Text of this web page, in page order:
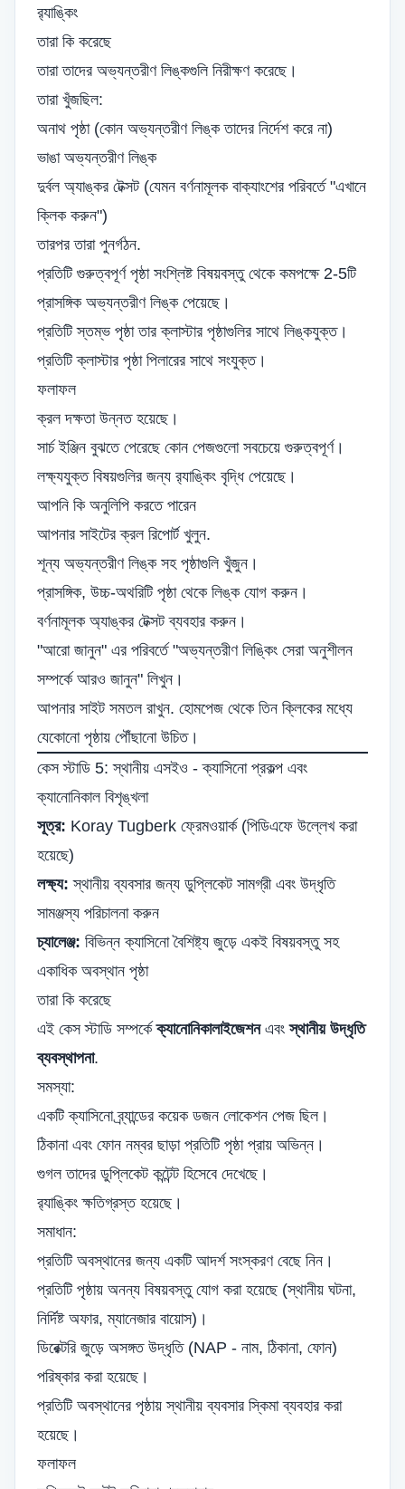
র‌্যাঙ্কিং
তারা কি করেছে
তারা তাদের অভ্যন্তরীণ লিঙ্কগুলি নিরীক্ষণ করেছে।
তারা খুঁজছিল:
অনাথ পৃষ্ঠা (কোন অভ্যন্তরীণ লিঙ্ক তাদের নির্দেশ করে না)
ভাঙা অভ্যন্তরীণ লিঙ্ক
দুর্বল অ্যাঙ্কর টেক্সট (যেমন বর্ণনামূলক বাক্যাংশের পরিবর্তে "এখানে
ক্লিক করুন")
তারপর তারা পুনর্গঠন.
প্রতিটি গুরুত্বপূর্ণ পৃষ্ঠা সংশ্লিষ্ট বিষয়বস্তু থেকে কমপক্ষে 2-5টি
প্রাসঙ্গিক অভ্যন্তরীণ লিঙ্ক পেয়েছে।
প্রতিটি স্তম্ভ পৃষ্ঠা তার ক্লাস্টার পৃষ্ঠাগুলির সাথে লিঙ্কযুক্ত।
প্রতিটি ক্লাস্টার পৃষ্ঠা পিলারের সাথে সংযুক্ত।
ফলাফল
ক্রল দক্ষতা উন্নত হয়েছে।
সার্চ ইঞ্জিন বুঝতে পেরেছে কোন পেজগুলো সবচেয়ে গুরুত্বপূর্ণ।
লক্ষ্যযুক্ত বিষয়গুলির জন্য র‌্যাঙ্কিং বৃদ্ধি পেয়েছে।
আপনি কি অনুলিপি করতে পারেন
আপনার সাইটের ক্রল রিপোর্ট খুলুন.
শূন্য অভ্যন্তরীণ লিঙ্ক সহ পৃষ্ঠাগুলি খুঁজুন।
প্রাসঙ্গিক, উচ্চ-অথরিটি পৃষ্ঠা থেকে লিঙ্ক যোগ করুন।
বর্ণনামূলক অ্যাঙ্কর টেক্সট ব্যবহার করুন।
"আরো জানুন" এর পরিবর্তে "অভ্যন্তরীণ লিঙ্কিং সেরা অনুশীলন
সম্পর্কে আরও জানুন" লিখুন।
আপনার সাইট সমতল রাখুন. হোমপেজ থেকে তিন ক্লিকের মধ্যে
যেকোনো পৃষ্ঠায় পৌঁছানো উচিত।
কেস স্টাডি 5: স্থানীয় এসইও - ক্যাসিনো প্রকল্প এবং
ক্যানোনিকাল বিশৃঙ্খলা
সূত্র: Koray Tugberk ফ্রেমওয়ার্ক (পিডিএফে উল্লেখ করা
হয়েছে)
লক্ষ্য: স্থানীয় ব্যবসার জন্য ডুপ্লিকেট সামগ্রী এবং উদ্ধৃতি
সামঞ্জস্য পরিচালনা করুন
চ্যালেঞ্জ: বিভিন্ন ক্যাসিনো বৈশিষ্ট্য জুড়ে একই বিষয়বস্তু সহ
একাধিক অবস্থান পৃষ্ঠা
তারা কি করেছে
এই কেস স্টাডি সম্পর্কেক্যানোনিকালাইজেশনএবংস্থানীয় উদ্ধৃতি
ব্যবস্থাপনা.
সমস্যা:
একটি ক্যাসিনো ব্র্যান্ডের কয়েক ডজন লোকেশন পেজ ছিল।
ঠিকানা এবং ফোন নম্বর ছাড়া প্রতিটি পৃষ্ঠা প্রায় অভিন্ন।
গুগল তাদের ডুপ্লিকেট কন্টেন্ট হিসেবে দেখেছে।
র‌্যাঙ্কিং ক্ষতিগ্রস্ত হয়েছে।
সমাধান:
প্রতিটি অবস্থানের জন্য একটি আদর্শ সংস্করণ বেছে নিন।
প্রতিটি পৃষ্ঠায় অনন্য বিষয়বস্তু যোগ করা হয়েছে (স্থানীয় ঘটনা,
নির্দিষ্ট অফার, ম্যানেজার বায়োস)।
ডিরেক্টরি জুড়ে অসঙ্গত উদ্ধৃতি (NAP - নাম, ঠিকানা, ফোন)
পরিষ্কার করা হয়েছে।
প্রতিটি অবস্থানের পৃষ্ঠায় স্থানীয় ব্যবসার স্কিমা ব্যবহার করা
হয়েছে।
ফলাফল